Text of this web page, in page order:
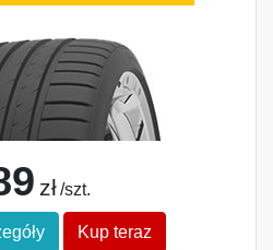
zł /szt.
Kup teraz